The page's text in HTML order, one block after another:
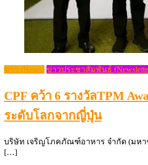
ข่าว (News) ข่าวประชาสัมพันธ์
CPF คว้า 6 รางวัลTPM
ระดับโลกจากญี่ปุ่น
บริษัท เจริญโภคภัณฑ์อาหาร จำกัด (มหา
[…]